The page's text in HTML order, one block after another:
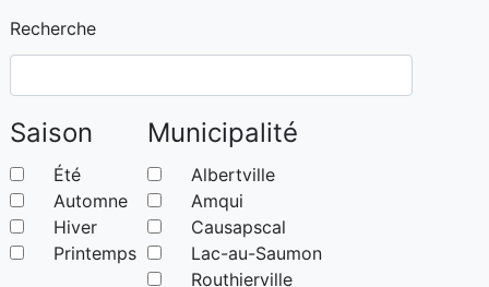
Recherche
Saison
Été
Automne
Hiver
Printemps
Municipalité
Albertville
Amqui
Causapscal
Lac-au-Saumon
Routhierville